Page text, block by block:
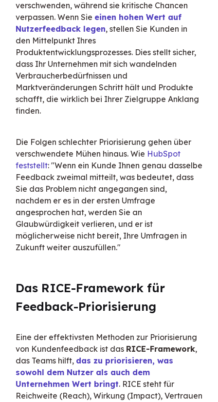
verschwenden, während sie kritische Chancen
verpassen. Wenn Sie einen hohen Wert auf
Nutzerfeedback legen, stellen Sie Kunden in
den Mittelpunkt Ihres
Produktentwicklungsprozesses. Dies stellt sicher,
dass Ihr Unternehmen mit sich wandelnden
Verbraucherbedürfnissen und
Marktveränderungen Schritt hält und Produkte
schafft, die wirklich bei Ihrer Zielgruppe Anklang
finden.
Die Folgen schlechter Priorisierung gehen über
verschwendete Mühen hinaus. Wie HubSpot
feststellt: "Wenn ein Kunde Ihnen genau dasselbe
Feedback zweimal mitteilt, was bedeutet, dass
Sie das Problem nicht angegangen sind,
nachdem er es in der ersten Umfrage
angesprochen hat, werden Sie an
Glaubwürdigkeit verlieren, und er ist
möglicherweise nicht bereit, Ihre Umfragen in
Zukunft weiter auszufüllen."
Das RICE-Framework für
Feedback-Priorisierung
Eine der effektivsten Methoden zur Priorisierung
von Kundenfeedback ist das RICE-Framework,
das Teams hilft, das zu priorisieren, was
sowohl dem Nutzer als auch dem
Unternehmen Wert bringt. RICE steht für
Reichweite (Reach), Wirkung (Impact), Vertrauen